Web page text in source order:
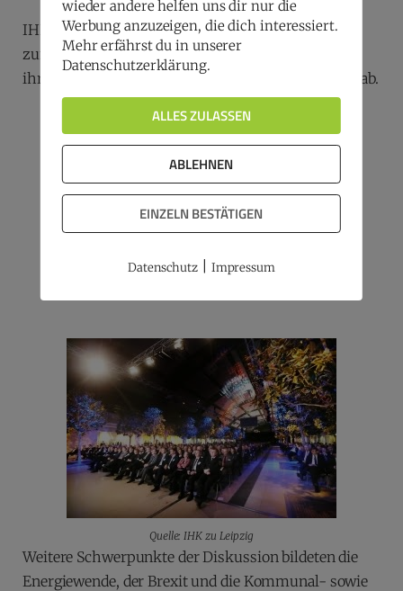
IHK-Präsident Kristian Kirpal verwies auf die
zunehmende Zahl von „Rückkehrern“, die nun in
ihrer Heimat Jobs finden, die es früher hier nicht gab.
Weitere Schwerpunkte der Diskussion bildeten die
Energiewende, der Brexit und die Kommunal- sowie
Quelle: IHK zu Leipzig
wieder andere helfen uns dir nur die
Werbung anzuzeigen, die dich interessiert.
Mehr erfährst du in unserer
Datenschutzerklärung.
ALLES ZULASSEN
ABLEHNEN
EINZELN BESTÄTIGEN
Datenschutz Impressum